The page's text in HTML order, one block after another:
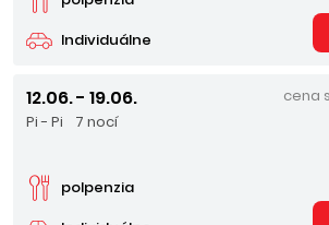
Individuálne
12.06. - 19.06.
Pi - Pi 7 nocí
polpenzia
cena